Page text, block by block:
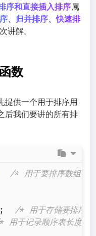
序和直接插入排序属
、归并排序、快速排
讲解。
数
提供一个用于排序用
后我们要讲的所有排
/* 用于要排序数组个
;
/* 用于存储要排序
用于记录顺序表长度